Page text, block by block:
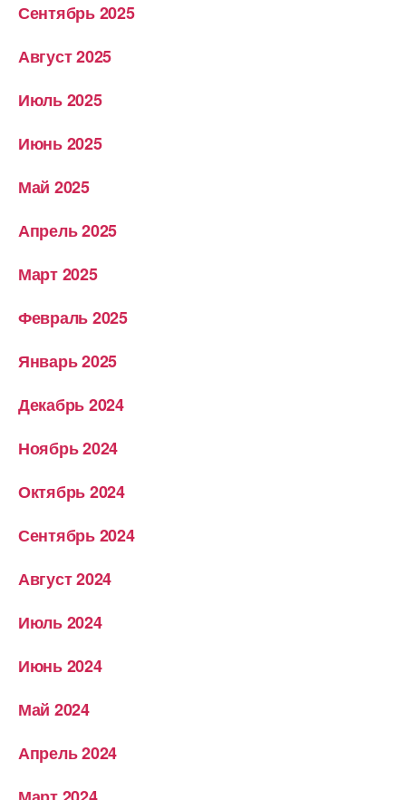
Сентябрь 2025
Август 2025
Июль 2025
Июнь 2025
Май 2025
Апрель 2025
Март 2025
Февраль 2025
Январь 2025
Декабрь 2024
Ноябрь 2024
Октябрь 2024
Сентябрь 2024
Август 2024
Июль 2024
Июнь 2024
Май 2024
Апрель 2024